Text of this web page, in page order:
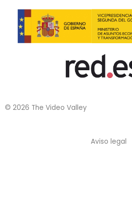
© 2026 The Video Valley
Aviso legal